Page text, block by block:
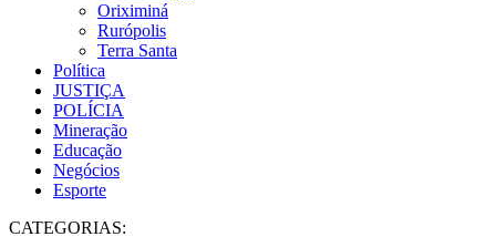
Oriximiná
Rurópolis
Terra Santa
Política
JUSTIÇA
POLÍCIA
Mineração
Educação
Negócios
Esporte
CATEGORIAS: